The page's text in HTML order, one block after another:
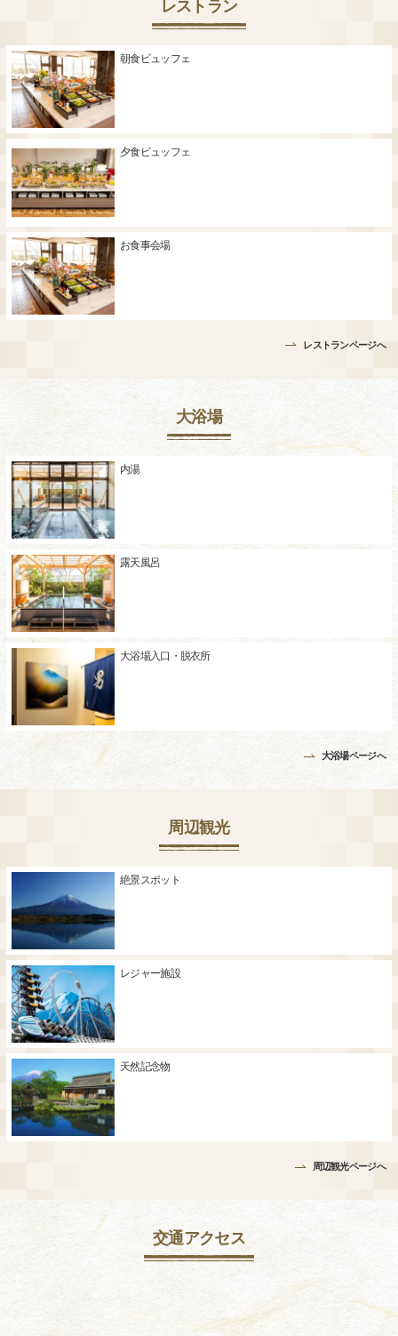
レストラン
朝食ビュッフェ
夕食ビュッフェ
お食事会場
レストランページへ
大浴場
内湯
露天風呂
大浴場入口・脱衣所
大浴場ページへ
周辺観光
絶景スポット
レジャー施設
天然記念物
周辺観光ページへ
交通アクセス